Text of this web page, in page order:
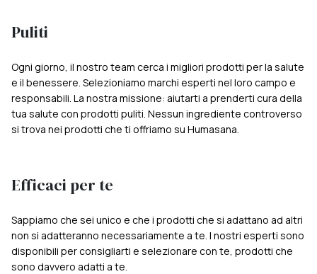
Puliti
Ogni giorno, il nostro team cerca i migliori prodotti per la salute
e il benessere. Selezioniamo marchi esperti nel loro campo e
responsabili. La nostra missione: aiutarti a prenderti cura della
tua salute con prodotti puliti. Nessun ingrediente controverso
si trova nei prodotti che ti offriamo su Humasana.
Efficaci per te
Sappiamo che sei unico e che i prodotti che si adattano ad altri
non si adatteranno necessariamente a te. I nostri esperti sono
disponibili per consigliarti e selezionare con te, prodotti che
sono davvero adatti a te.